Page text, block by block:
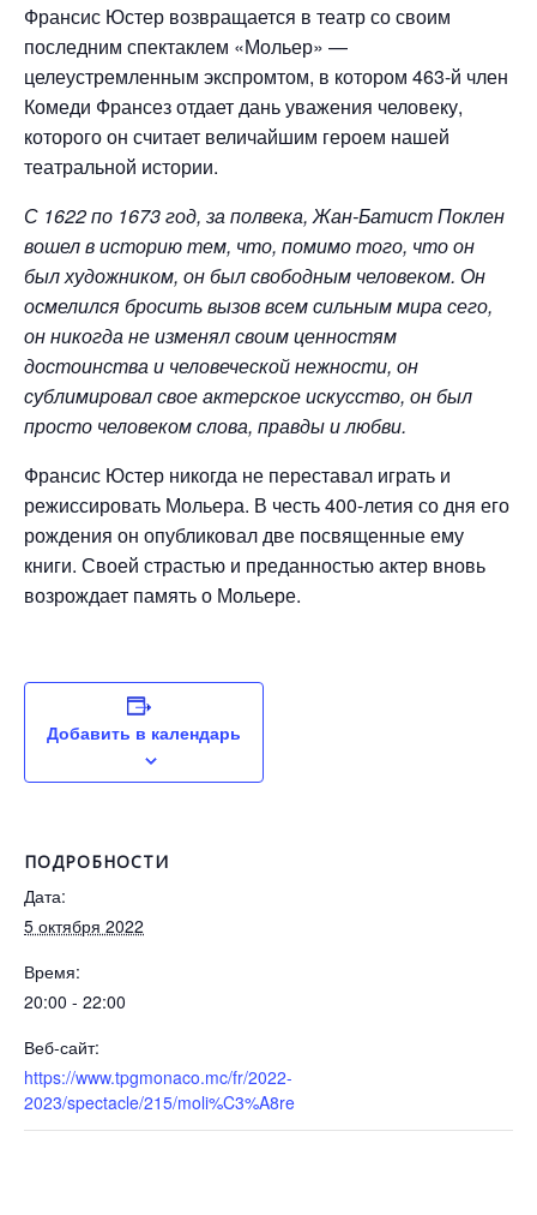
Франсис Юстер возвращается в театр со своим
последним спектаклем «Мольер» —
целеустремленным экспромтом, в котором 463-й член
Комеди Франсез отдает дань уважения человеку,
которого он считает величайшим героем нашей
театральной истории.
С 1622 по 1673 год, за полвека, Жан-Батист Поклен
вошел в историю тем, что, помимо того, что он
был художником, он был свободным человеком. Он
осмелился бросить вызов всем сильным мира сего,
он никогда не изменял своим ценностям
достоинства и человеческой нежности, он
сублимировал свое актерское искусство, он был
просто человеком слова, правды и любви.
Франсис Юстер никогда не переставал играть и
режиссировать Мольера. В честь 400-летия со дня его
рождения он опубликовал две посвященные ему
книги. Своей страстью и преданностью актер вновь
возрождает память о Мольере.
Добавить в календарь
ПОДРОБНОСТИ
Дата:
5 октября 2022
Время:
20:00 - 22:00
Веб-сайт:
https://www.tpgmonaco.mc/fr/2022-
2023/spectacle/215/moli%C3%A8re